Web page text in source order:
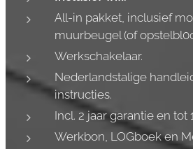
All-in pakket, inclusief
muurbeugel (of
Werkschakelaar.
Nederlandstalige
instructies.
Incl. 2 jaar garantie en tot
Werkbon, LOGboek en